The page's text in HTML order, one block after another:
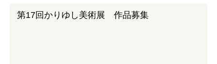
第17回かりゆし美術展 作品募集